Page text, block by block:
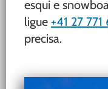
esqui e
ligue +41 27 771
precisa.